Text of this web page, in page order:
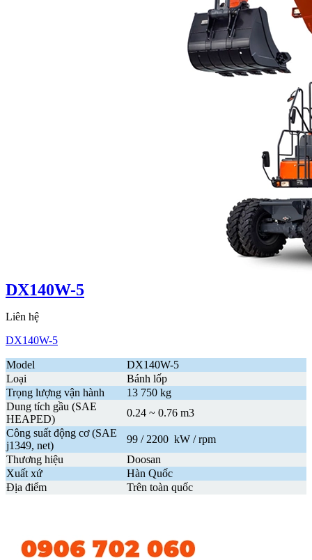
DX140W-5
Liên hệ
DX140W-5
Model
DX140W-5
Loại
Bánh lốp
Trọng lượng vận hành
13 750 kg
Dung tích gầu (SAE
HEAPED)
0.24 ~ 0.76 m3
Công suất động cơ (SAE
j1349, net)
99 / 2200 kW / rpm
Thương hiệu
Doosan
Xuất xứ
Hàn Quốc
Địa điểm
Trên toàn quốc